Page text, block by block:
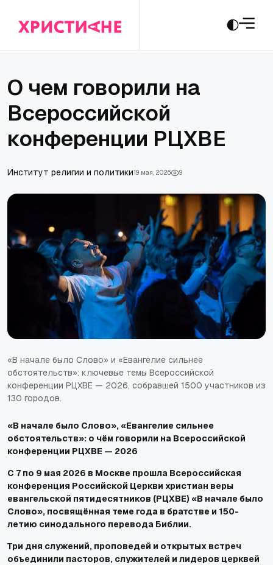
О чем говорили на
Всероссийской
конференции РЦХВЕ
Институт религии и политики19 мая, 2026 9
«В начале было Слово» и «Евангелие сильнее
обстоятельств»: ключевые темы Всероссийской
конференции РЦХВЕ — 2026, собравшей 1500 участников из
130 городов.
«В начале было Слово», «Евангелие сильнее
обстоятельств»: о чём говорили на Всероссийской
конференции РЦХВЕ — 2026
С 7 по 9 мая 2026 в Москве прошла Всероссийская
конференция Российской Церкви христиан веры
евангельской пятидесятников (РЦХВЕ) «В начале было
Слово», посвящённая теме года в братстве и 150-
летию синодального перевода Библии.
Три дня служений, проповедей и открытых встреч
объединили пасторов, служителей и лидеров церквей